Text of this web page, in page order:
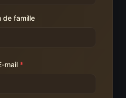
de famille
mail *